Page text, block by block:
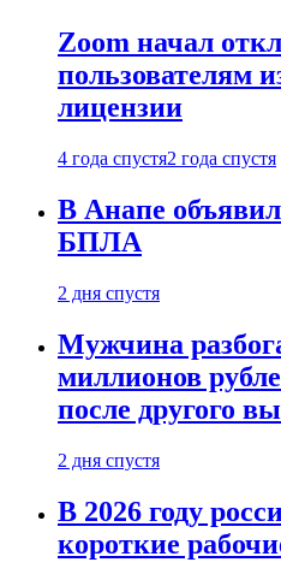
Zoom начал
пользователям
лицензии
4 года спустя2 года спустя
В Анапе
БПЛА
2 дня спустя
Мужчина
миллионов
после другого
2 дня спустя
В 2026 году
короткие